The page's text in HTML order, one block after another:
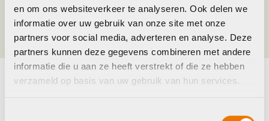
en om ons websiteverkeer te analyseren. Ook delen we
informatie over uw gebruik van onze site met onze
partners voor social media, adverteren en analyse. Deze
partners kunnen deze gegevens combineren met andere
informatie die u aan ze heeft verstrekt of die ze hebben
verzameld op basis van uw gebruik van hun services.
Kleur Zwart